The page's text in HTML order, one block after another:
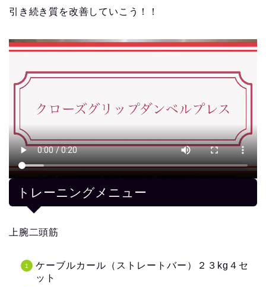
引き続き質を改善していこう！！
トレーニングメニュー
上腕二頭筋
ケーブルカール（ストレートバー）２３kg４セ
ット